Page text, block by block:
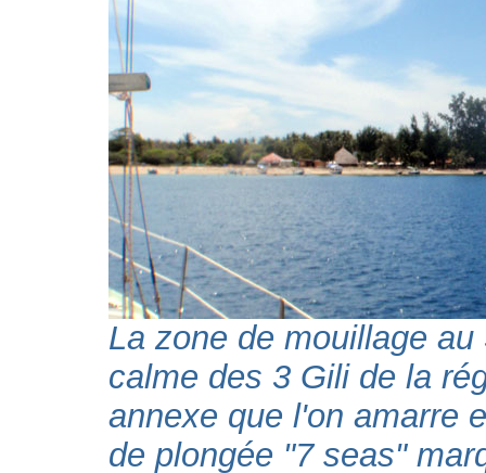
La zone de mouillage
calme des 3 Gili de la
annexe que l'on amarre
de plongée "7 seas"